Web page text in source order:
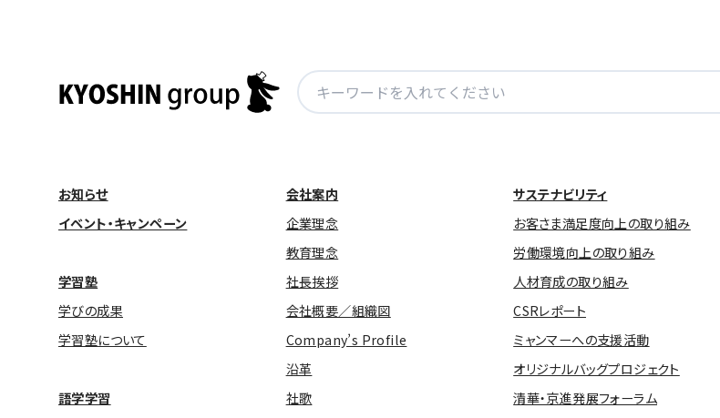
検
索:
お知らせ
イベント・キャンペーン
学習塾
学びの成果
学習塾について
語学学習
会社案内
企業理念
教育理念
社長挨拶
会社概要／組織図
Company’s Profile
沿革
社歌
サステナビリティ
お客さま満足度向上の取り組み
労働環境向上の取り組み
人材育成の取り組み
CSRレポート
ミャンマーへの支援活動
オリジナルバッグプロジェクト
清華・京進発展フォーラム